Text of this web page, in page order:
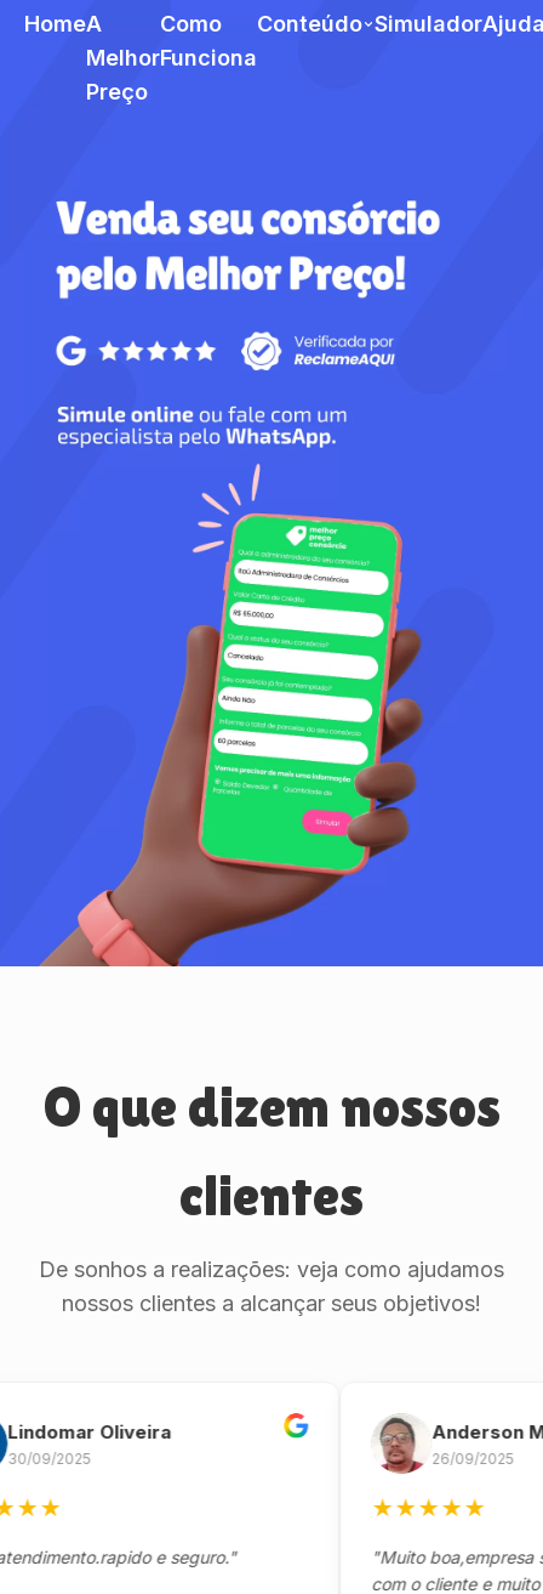
HomeA
Melhor
Preço
Como
Funciona
Conteúdo Simulador
O que dizem nossos
clientes
De sonhos a realizações: veja como ajudamos
nossos clientes a alcançar seus objetivos!
Oliveira
2025
e seguro."
Anderson
26/09/2025
★★★
"Muito boa,empresa séria
com o cliente e muito